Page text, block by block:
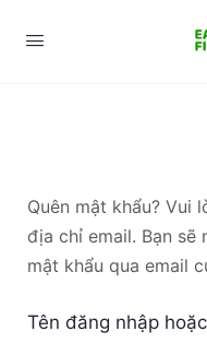
Quên mật khẩu? Vui
địa chỉ email. Bạn
mật khẩu qua email
Tên đăng nhập